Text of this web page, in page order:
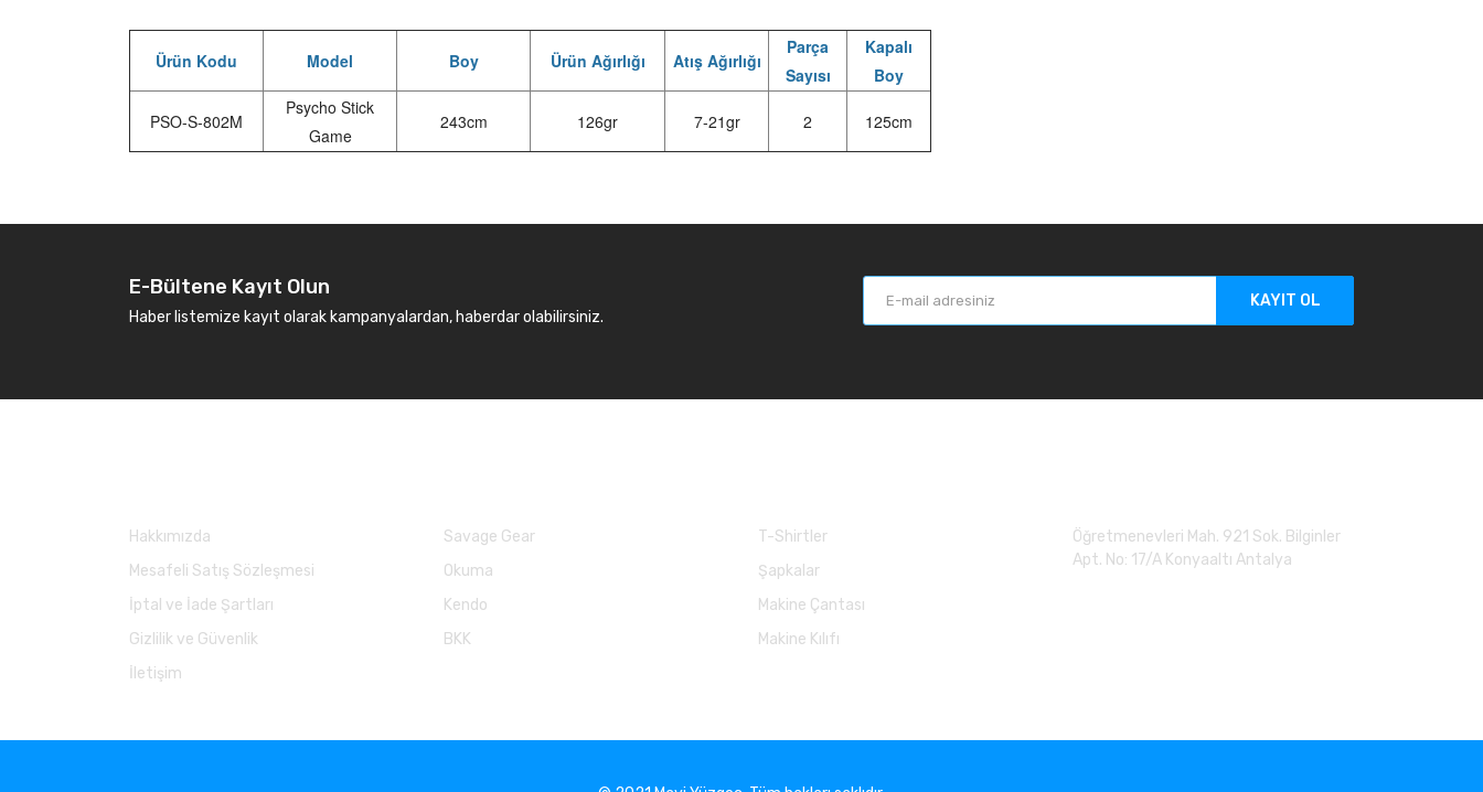
Ürün Kodu Model Boy Ürün Ağırlığı Atış Ağırlığı
Parça
Sayısı
Kapalı
Boy
PSO-S-802M
Psycho Stick
Game
243cm 126gr 7-21gr 2 125cm
E-Bültene Kayıt Olun
Haber listemize kayıt olarak kampanyalardan, haberdar olabilirsiniz.
KAYIT OL
Hakkımızda
Mesafeli Satış Sözleşmesi
İptal ve İade Şartları
Gizlilik ve Güvenlik
İletişim
Savage Gear
Okuma
Kendo
BKK
T-Shirtler
Şapkalar
Makine Çantası
Makine Kılıfı
Öğretmenevleri Mah. 921 Sok. Bilginler
Apt. No: 17/A Konyaaltı Antalya